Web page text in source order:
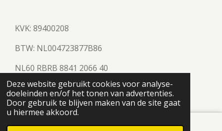
Deze website gebruikt cookies voor analyse-
doeleinden en/of het tonen van advertenties.
Door gebruik te blijven maken van de site gaat
u hiermee akkoord.
KVK: 89400208
BTW: NL004723877B86
NL60 RBRB 8841 2066 40
© 2023 - 2026 Linpakliefde
Powered byJouwWeb